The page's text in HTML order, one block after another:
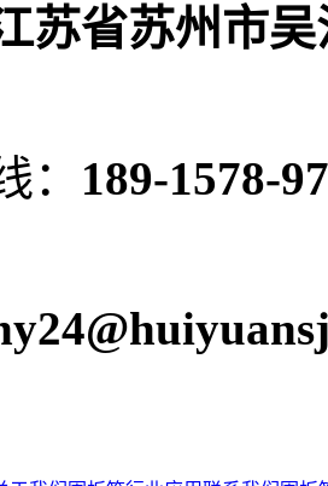
苏省苏州市
： 189-1578-